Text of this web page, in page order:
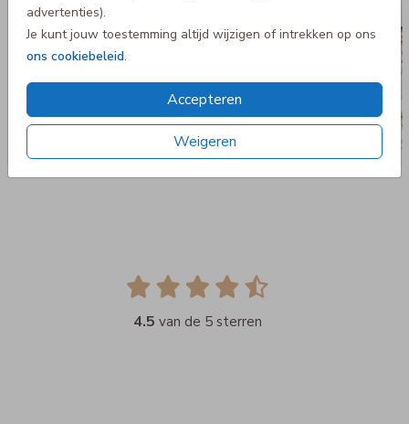
advertenties).
Je kunt jouw toestemming altijd wijzigen of intrekken op ons
ons cookiebeleid.
Accepteren
Weigeren
4.5 van de 5 sterren